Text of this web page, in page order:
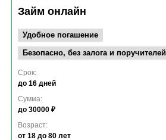
Займ онлайн
Удобное погашение
Безопасно, без залога и поручителей
Срок:
до 16 дней
Сумма:
до 30000 ₽
Возраст:
от 18 до 80 лет